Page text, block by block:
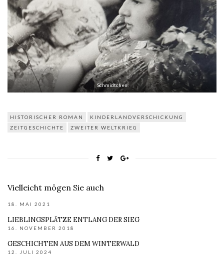
Schmidtchen
HISTORISCHER ROMAN
KINDERLANDVERSCHICKUNG
ZEITGESCHICHTE
ZWEITER WELTKRIEG
Vielleicht mögen Sie auch
18. MAI 2021
LIEBLINGSPLÄTZE ENTLANG DER SIEG
16. NOVEMBER 2018
GESCHICHTEN AUS DEM WINTERWALD
12. JULI 2024